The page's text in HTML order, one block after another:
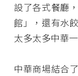
設了各式餐廳
館」，還有水
太多太多中華
中華商場結合